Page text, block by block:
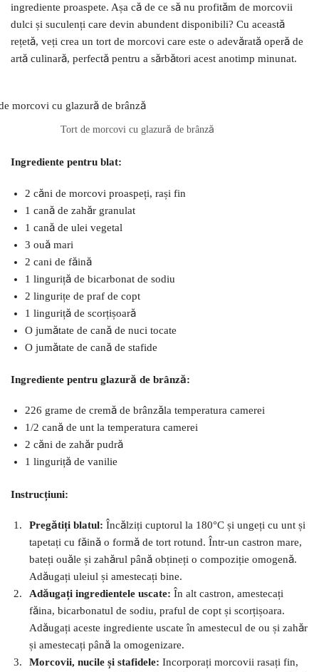
ingrediente proaspete. Așa că de ce să nu profităm de morcovii
dulci și suculenți care devin abundent disponibili? Cu această
rețetă, veți crea un tort de morcovi care este o adevărată operă de
artă culinară, perfectă pentru a sărbători acest anotimp minunat.
Tort de morcovi cu glazură de brânză
Ingrediente pentru blat:
2 căni de morcovi proaspeți, rași fin
1 cană de zahăr granulat
1 cană de ulei vegetal
3 ouă mari
2 cani de făină
1 linguriță de bicarbonat de sodiu
2 lingurițe de praf de copt
1 linguriță de scorțișoară
O jumătate de cană de nuci tocate
O jumătate de cană de stafide
Ingrediente pentru glazură de brânză:
226 grame de cremă de brânzăla temperatura camerei
1/2 cană de unt la temperatura camerei
2 căni de zahăr pudră
1 linguriță de vanilie
Instrucțiuni:
Pregătiți blatul: Încălziți cuptorul la 180°C și ungeți cu unt și
tapetați cu făină o formă de tort rotund. Într-un castron mare,
bateți ouăle și zahărul până obțineți o compoziție omogenă.
Adăugați uleiul și amestecați bine.
Adăugați ingredientele uscate: În alt castron, amestecați
făina, bicarbonatul de sodiu, praful de copt și scorțișoara.
Adăugați aceste ingrediente uscate în amestecul de ou și zahăr
și amestecați până la omogenizare.
Morcovii, nucile și stafidele: Incorporați morcovii rasați fin,